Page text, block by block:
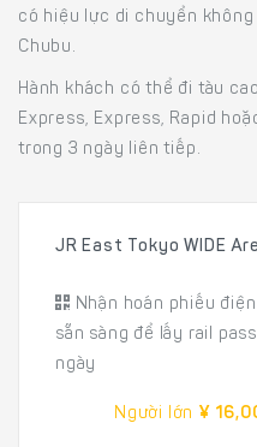
có hiệu lực di chuyển
Chubu.
Hành khách có thể đi tàu
Express, Express, Rapid
trong 3 ngày liên tiếp.
JR East Tokyo WIDE
Nhận hoán phiếu
sẵn sàng để lấy rail
ngày
Người lớn ¥